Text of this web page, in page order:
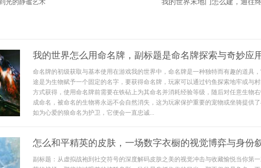
光的静谧艺术 我的世界末地门怎么建，通往
我的世界怎么用命名牌，副标题是命名牌探索与奇妙应
命名牌的初级获取与基本使用在游戏我的世界中，命名牌是一种独特而有趣的道具
途是为生物赋予一个固定的名字，要获得命名牌，玩家可以通过钓鱼探索地牢或与
方式获得，使用命名牌前需要在铁砧上为其命名并消耗经验等级，随后对任意生物
成命名，被命名的生物将永远不会自然消失，这为玩家保护重要的宠物或坐骑提供
如为心爱的狼命名为护卫，它便会一直忠诚...
怎么和平精英的皮肤，一场数字衣橱的视觉博弈与身份
副标题：从虚拟战袍到社交符号的深度解码皮肤之美的视觉冲击与收藏愉悦当你第